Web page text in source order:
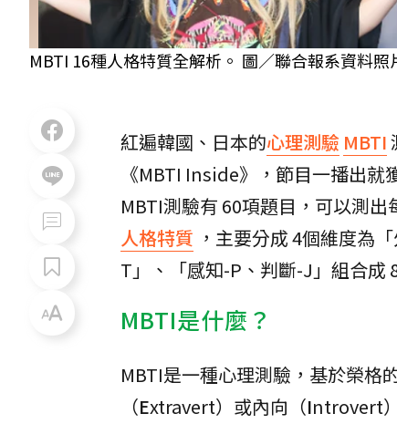
MBTI 16種人格特質全解析。 圖／聯合報系資料照
紅遍韓國、日本的心理測驗 MBTI
《MBTI Inside》，節目一播出
MBTI測驗有 60項題目，可以測
人格特質 ，主要分成 4個維度為
T」、「感知-P、判斷-J」組合成
MBTI是什麼？
MBTI是一種心理測驗，基於榮格
（Extravert）或內向（Introvert